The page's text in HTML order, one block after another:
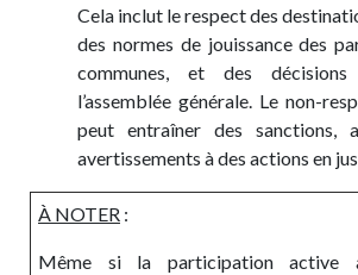
Cela inclut le respect des
des normes de jouissance des
communes, et des
l’assemblée générale. Le non-
peut entraîner des sanctions,
avertissements à des actions en
À NOTER :
Même si la participation active